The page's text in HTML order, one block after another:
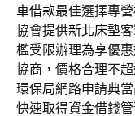
車借款最佳選擇專
協會提供新北床墊
檻受限辦理為享優惠
協商，價格合理不
環保局網路申請典
快速取得資金借錢